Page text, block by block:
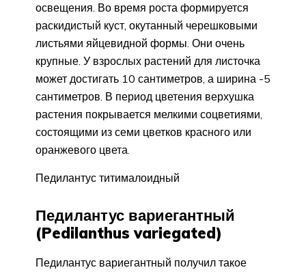
освещения. Во время роста формируется
раскидистый куст, окутанный черешковыми
листьями яйцевидной формы. Они очень
крупные. У взрослых растений для листочка
может достигать 10 сантиметров, а ширина -5
сантиметров. В период цветения верхушка
растения покрывается мелкими соцветиями,
состоящими из семи цветков красного или
оранжевого цвета.
Педилантус титималоидный
Педилантус вариегантный
(Pedilanthus variegated)
Педилантус вариегантный получил такое